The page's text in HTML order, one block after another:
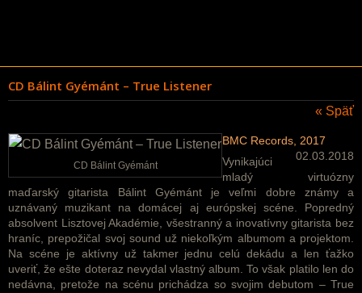
CD Bálint Gyémánt – True Listener
« Späť
CD Bálint Gyémánt
BMC Records, 2017
02.03.2018
Vynikajúci
mladý virtuózny
maďarský gitarista Bálint Gyémánt je veľmi dobre známy a
uznávaný muzikant na domácej aj európskej scéne. Popredný
absolvent Lisztovej Akadémie, všestranný a inovatívny gitarista bez
hraníc, prepožičal svoj sound už niekoľkým albumom a projektom.
Na scéne je aktívny už takmer jednu celú dekádu a len ťažko
uveriť, že ešte doteraz nevydal vlastný album. To však platilo len do
nedávna, pretože na scénu prichádza so svojim debutom – True